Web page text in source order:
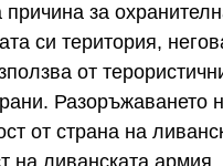
причина за
си територия,
от
Разоръжаването
от страна на